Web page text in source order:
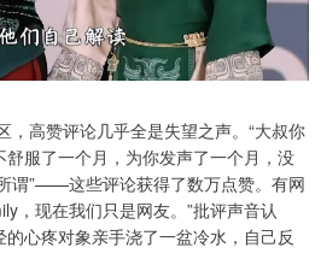
，高赞评论几乎全是失望之声。“大叔你
舒服了一个月，为你发声了一个月，没
谓”——这些评论获得了数万点赞。有网
，现在我们只是网友。”批评声音认
的心疼对象亲手浇了一盆冷水，自己反